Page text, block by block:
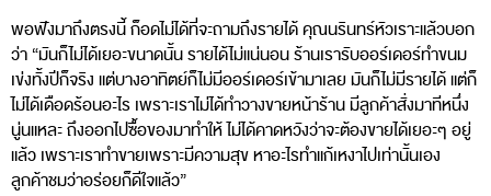
พอฟังมาถึงตรงนี้ ก็อดไม่ได้ที่จะถามถึงรายได้ คุณนรินทร์หัวเราะแล้วบอก
ว่า “มันก็ไม่ได้เยอะขนาดนั้น รายได้ไม่แน่นอน ร้านเรารับออร์เดอร์ทำขนม
เข่งทั้งปีก็จริง แต่บางอาทิตย์ก็ไม่มีออร์เดอร์เข้ามาเลย มันก็ไม่มีรายได้ แต่ก็
ไม่ได้เดือดร้อนอะไร เพราะเราไม่ได้ทำวางขายหน้าร้าน มีลูกค้าสั่งมาทีหนึ่ง
นู่นแหละ ถึงออกไปซื้อของมาทำให้ ไม่ได้คาดหวังว่าจะต้องขายได้เยอะๆ อยู่
แล้ว เพราะเราทำขายเพราะมีความสุข หาอะไรทำแก้เหงาไปเท่านั้นเอง
ลูกค้าชมว่าอร่อยก็ดีใจแล้ว”